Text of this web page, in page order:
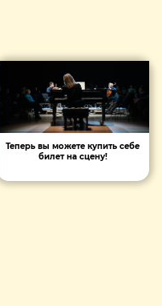
Теперь вы можете купить себе
билет на сцену!